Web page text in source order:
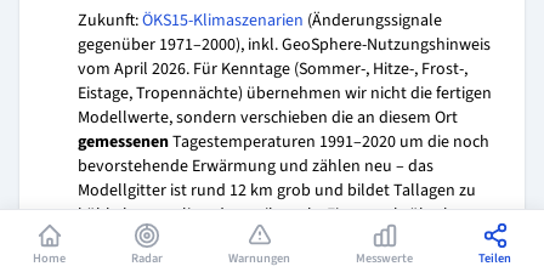
Zukunft:ÖKS15-Klimaszenarien (Änderungssignale
gegenüber 1971–2000), inkl. GeoSphere-Nutzungshinweis
vom April 2026. Für Kenntage (Sommer-, Hitze-, Frost-,
Eistage, Tropennächte) übernehmen wir nicht die fertigen
Modellwerte, sondern verschieben die an diesem Ort
gemessenenTagestemperaturen 1991–2020 um die noch
bevorstehende Erwärmung und zählen neu – das
Modellgitter ist rund 12 km grob und bildet Tallagen zu
kühl ab, es verliert dort teils mehr Eistage, als überhaupt
vorhanden sind. Die ÖKS15-Modelle bilden die seit den
1980er-Jahren tatsächlich eingetretene Erwärmung um
Home Radar Warnungen Messwerte Teilen